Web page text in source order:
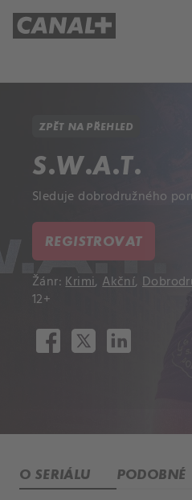
ZPĚT NA PŘEHLED
S.W.A.T.
Sleduje dobrodružného
REGISTROVAT
Žánr:Krimi,Akční,
12+
O SERIÁLU PODOBNÉ